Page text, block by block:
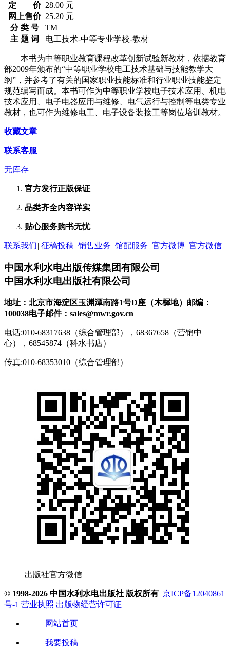
定 价 28.00 元
网上售价 25.20 元
分 类 号
TM
主 题 词
电工技术-中等专业学校-教材
本书为中等职业教育课程改革创新试验新教材，依据教育
部2009年颁布的“中等职业学校电工技术基础与技能教学大
纲”，并参考了有关的国家职业技能标准和行业职业技能鉴定
规范编写而成。本书可作为中等职业学校电子技术应用、机电
技术应用、电子电器应用与维修、电气运行与控制等电类专业
教材，也可作为维修电工、电子设备装接工等岗位培训教材。
收藏文章
联系客服
无库存
官方发行正版保证
品类齐全内容详实
贴心服务购书无忧
联系我们| 征稿投稿| 销售业务| 馆配服务| 官方微博| 官方微信
中国水利水电出版传媒集团有限公司
中国水利水电出版社有限公司
地址：北京市海淀区玉渊潭南路1号D座（木樨地） 邮编：
100038电子邮件：sales@mwr.gov.cn
电话:010-68317638（综合管理部），68367658（营销中
心），68545874（科水书店）
传真:010-68353010（综合管理部）
出版社官方微信
© 1998-2026 中国水利水电出版社 版权所有| 京ICP备12040861
号-1 营业执照 出版物经营许可证 |
网站首页
我要投稿